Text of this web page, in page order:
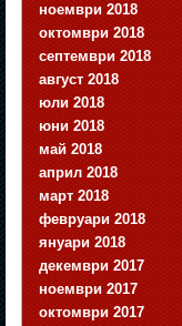
ноември 2018
октомври 2018
септември 2018
август 2018
юли 2018
юни 2018
май 2018
април 2018
март 2018
февруари 2018
януари 2018
декември 2017
ноември 2017
октомври 2017